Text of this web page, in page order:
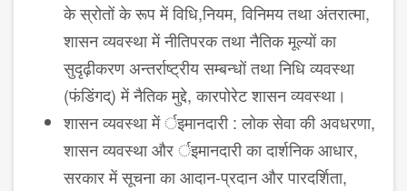
के स्रोतों के रूप में विधि,नियम, विनिमय तथा अंतरात्मा,
शासन व्यवस्था में नीतिपरक तथा नैतिक मूल्यों का
सुदृढ़ीकरण अन्तर्राष्ट्रीय सम्बन्धों तथा निधि व्यवस्था
(फंडिंगद्) में नैतिक मुद्दे, कारपोरेट शासन व्यवस्था।
शासन व्यवस्था में र्इमानदारी : लोक सेवा की अवधरणा,
शासन व्यवस्था और र्इमानदारी का दार्शनिक आधार,
सरकार में सूचना का आदान-प्रदान और पारदर्शिता,